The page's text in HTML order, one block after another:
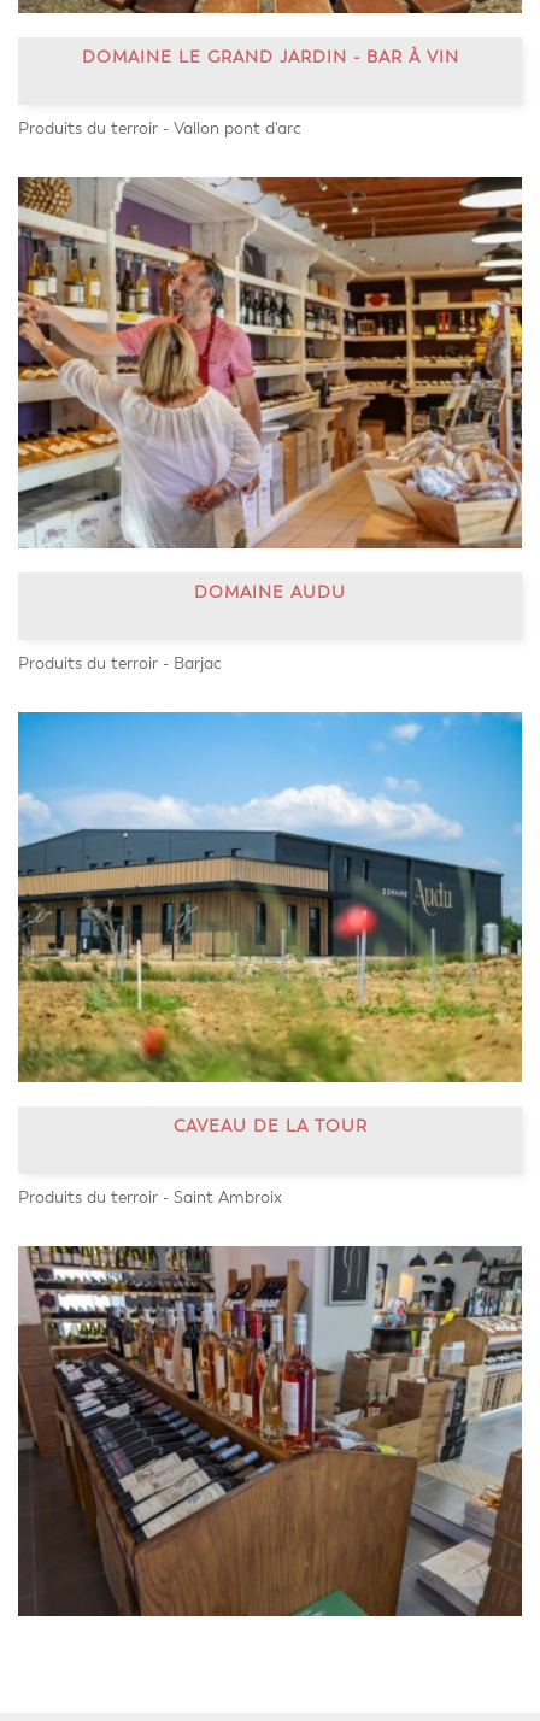
DOMAINE LE GRAND JARDIN - BAR À VIN
Produits du terroir - Vallon pont d'arc
DOMAINE AUDU
Produits du terroir - Barjac
CAVEAU DE LA TOUR
Produits du terroir - Saint Ambroix